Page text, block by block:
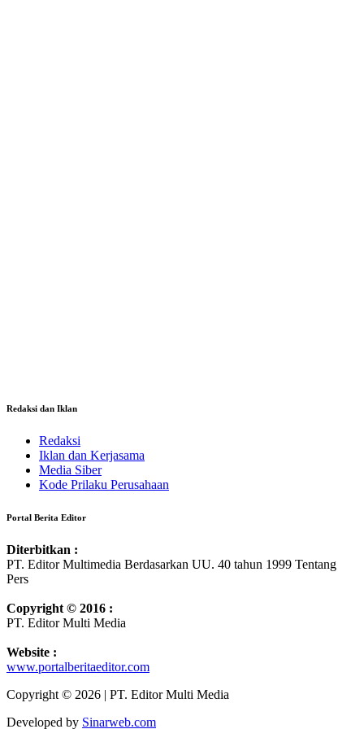
Redaksi dan Iklan
Redaksi
Iklan dan Kerjasama
Media Siber
Kode Prilaku Perusahaan
Portal Berita Editor
Diterbitkan :
PT. Editor Multimedia Berdasarkan UU. 40 tahun 1999 Tentang
Pers
Copyright © 2016 :
PT. Editor Multi Media
Website :
www.portalberitaeditor.com
Copyright © 2026 | PT. Editor Multi Media
Developed by Sinarweb.com